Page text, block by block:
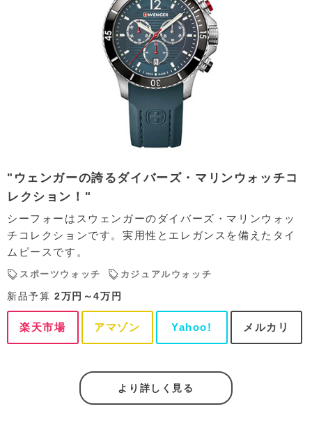
"ウェンガーの誇るダイバーズ・マリンウォッチコ
レクション！"
シーフォーはスウェンガーのダイバーズ・マリンウォッ
チコレクションです。実用性とエレガンスを備えたタイ
ムピースです。
スポーツウォッチ カジュアルウォッチ
新品予算 2万円～4万円
楽天市場 アマゾン Yahoo! メルカリ
より詳しく見る